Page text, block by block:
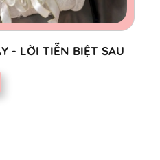
- LỜI TIỄN BIỆT SAU